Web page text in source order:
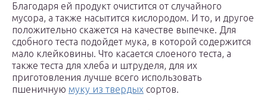
Благодаря ей продукт очистится от случайного
мусора, а также насытится кислородом. И то, и другое
положительно скажется на качестве выпечке. Для
сдобного теста подойдет мука, в которой содержится
мало клейковины. Что касается слоеного теста, а
также теста для хлеба и штруделя, для их
приготовления лучше всего использовать
пшеничную муку из твердых сортов.